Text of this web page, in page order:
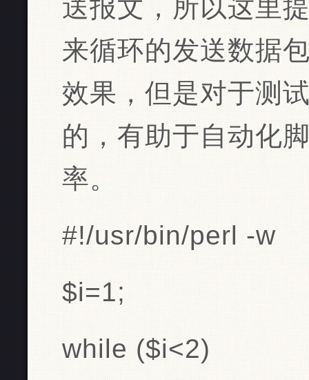
送报文，所以这里
来循环的发送数据
效果，但是对于测
的，有助于自动化
率。
#!/usr/bin/perl -w
$i=1;
while ($i<2)